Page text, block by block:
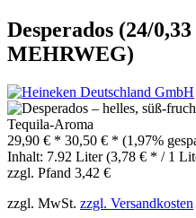
Desperados (24/
MEHRWEG)
29,90 € * 30,50 € * (1,97%
Inhalt: 7.92 Liter (3,78 € * / 1
zzgl. Pfand 3,42 €
zzgl. MwSt. zzgl. Versandkosten